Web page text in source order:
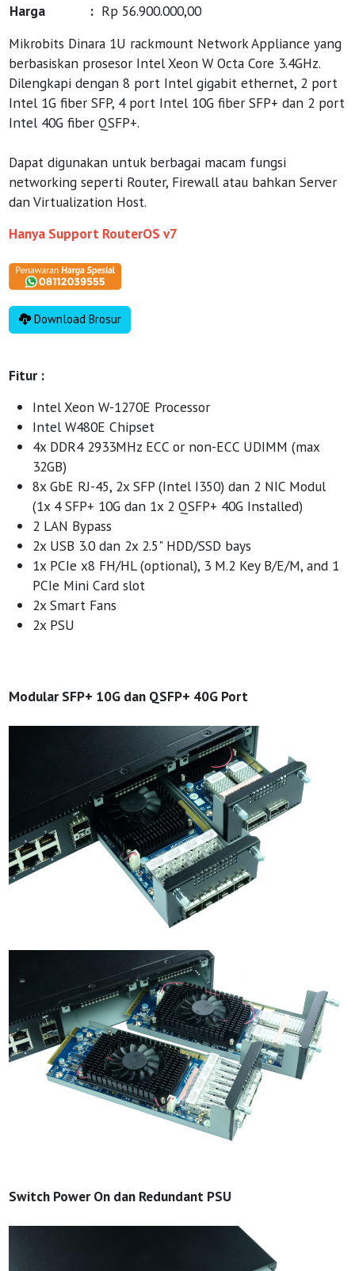
Harga
: Rp 56.900.000,00
Mikrobits Dinara 1U rackmount Network Appliance yang
berbasiskan prosesor Intel Xeon W Octa Core 3.4GHz.
Dilengkapi dengan 8 port Intel gigabit ethernet, 2 port
Intel 1G fiber SFP, 4 port Intel 10G fiber SFP+ dan 2 port
Intel 40G fiber QSFP+.
Dapat digunakan untuk berbagai macam fungsi
networking seperti Router, Firewall atau bahkan Server
dan Virtualization Host.
Hanya Support RouterOS v7
Download Brosur
Fitur :
Intel Xeon W-1270E Processor
Intel W480E Chipset
4x DDR4 2933MHz ECC or non-ECC UDIMM (max
32GB)
8x GbE RJ-45, 2x SFP (Intel I350) dan 2 NIC Modul
(1x 4 SFP+ 10G dan 1x 2 QSFP+ 40G Installed)
2 LAN Bypass
2x USB 3.0 dan 2x 2.5" HDD/SSD bays
1x PCIe x8 FH/HL (optional), 3 M.2 Key B/E/M, and 1
PCIe Mini Card slot
2x Smart Fans
2x PSU
Modular SFP+ 10G dan QSFP+ 40G Port
Switch Power On dan Redundant PSU